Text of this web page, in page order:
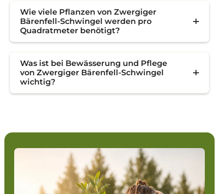
Wie viele Pflanzen von Zwergiger
Bärenfell-Schwingel werden pro
Quadratmeter benötigt?
Was ist bei Bewässerung und Pflege
von Zwergiger Bärenfell-Schwingel
wichtig?